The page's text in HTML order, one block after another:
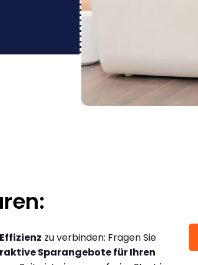
zu verbinden: Fragen Sie
Sparangebote für Ihren